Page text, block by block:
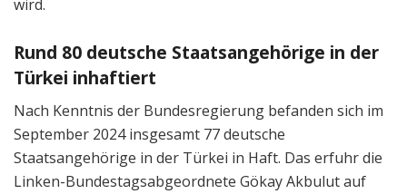
wird.
Rund 80 deutsche Staatsangehörige in der
Türkei inhaftiert
Nach Kenntnis der Bundesregierung befanden sich im
September 2024 insgesamt 77 deutsche
Staatsangehörige in der Türkei in Haft. Das erfuhr die
Linken-Bundestagsabgeordnete Gökay Akbulut auf